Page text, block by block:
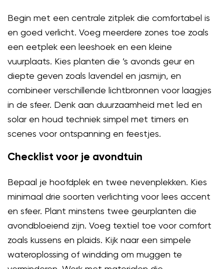
Begin met een centrale zitplek die comfortabel is
en goed verlicht. Voeg meerdere zones toe zoals
een eetplek een leeshoek en een kleine
vuurplaats. Kies planten die ’s avonds geur en
diepte geven zoals lavendel en jasmijn, en
combineer verschillende lichtbronnen voor laagjes
in de sfeer. Denk aan duurzaamheid met led en
solar en houd techniek simpel met timers en
scenes voor ontspanning en feestjes.
Checklist voor je avondtuin
Bepaal je hoofdplek en twee nevenplekken. Kies
minimaal drie soorten verlichting voor lees accent
en sfeer. Plant minstens twee geurplanten die
avondbloeiend zijn. Voeg textiel toe voor comfort
zoals kussens en plaids. Kijk naar een simpele
wateroplossing of windding om muggen te